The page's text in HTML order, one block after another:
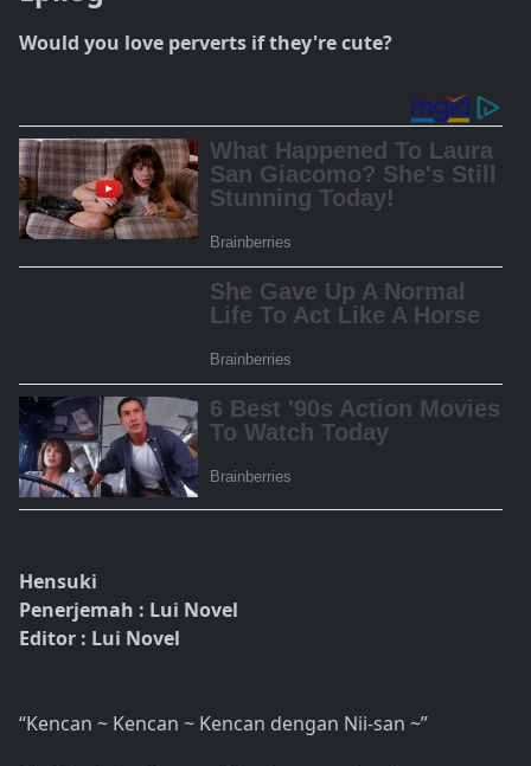
Would you love perverts if they're cute?
Hensuki
Penerjemah : Lui Novel
Editor : Lui Novel
“Kencan ~ Kencan ~ Kencan dengan Nii-san ~”